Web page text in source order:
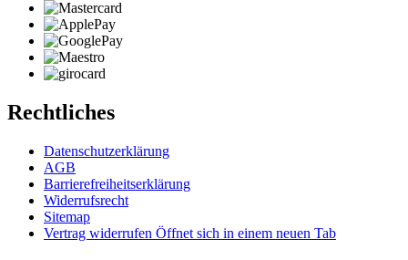
Rechtliches
Datenschutzerklärung
AGB
Barrierefreiheitserklärung
Widerrufsrecht
Sitemap
Vertrag widerrufen Öffnet sich in einem neuen Tab